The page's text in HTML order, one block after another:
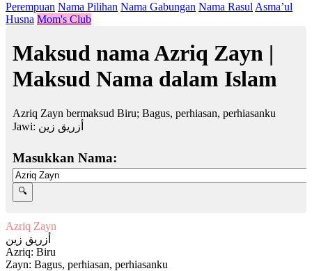
Perempuan Nama Pilihan Nama Gabungan Nama Rasul Asma’ul
Husna Mom's Club
Maksud nama Azriq Zayn |
Maksud Nama dalam Islam
Azriq Zayn bermaksud Biru; Bagus, perhiasan, perhiasanku
Jawi: أزريق زين
Masukkan Nama:
Azriq Zayn
أزريق زين
Azriq: Biru
Zayn: Bagus, perhiasan, perhiasanku